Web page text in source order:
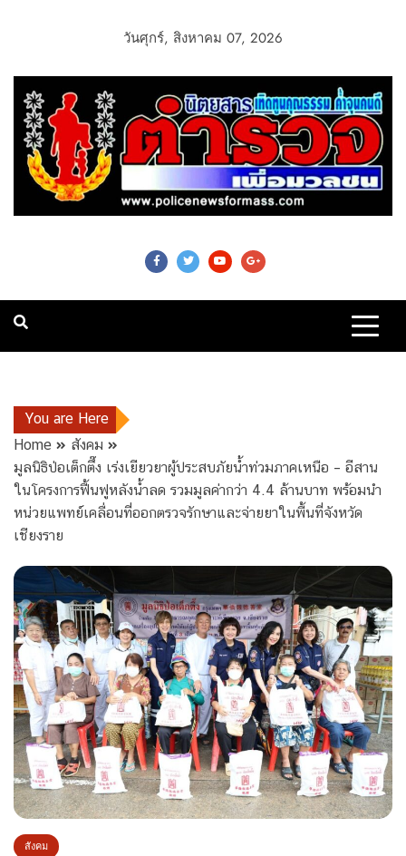
วันศุกร์, สิงหาคม 07, 2026
Police News For
Mass
You are Here
Home
สังคม
มูลนิธิป่อเต็กตึ๊ง เร่งเยียวยาผู้ประสบภัยน้ำท่วมภาคเหนือ – อีสาน
ในโครงการฟื้นฟูหลังน้ำลด รวมมูลค่ากว่า 4.4 ล้านบาท พร้อมนำ
หน่วยแพทย์เคลื่อนที่ออกตรวจรักษาและจ่ายยาในพื้นที่จังหวัด
เชียงราย
สังคม